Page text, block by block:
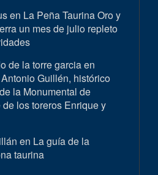
en La Peña Taurina Oro y
un mes de julio repleto
de la torre garcia en
Guillén, histórico
la Monumental de
los toreros Enrique y
en La guía de la
taurina